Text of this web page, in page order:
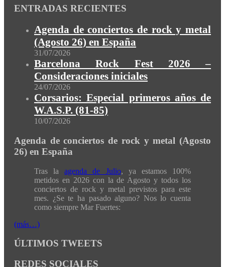
ENTRADAS RECIENTES
Agenda de conciertos de rock y metal
(Agosto 26) en España
31/07/2026
Barcelona Rock Fest 2026 –
Consideraciones iniciales
24/07/2026
Corsarios: Especial primeros años de
W.A.S.P. (81-85)
10/07/2026
Agenda de conciertos de rock y metal (Agosto
26) en España
Tras laagenda de Julio, ya estamos 100%
metidos en 2026 con la de Agosto y todos los
conciertos de rock y metal previstos para este
mes. ¿Se te ha pasado alguno? Nos lo cuenta
como siempre Mar Fuertes:
(más…)
ÚLTIMOS TWEETS
REDES SOCIALES